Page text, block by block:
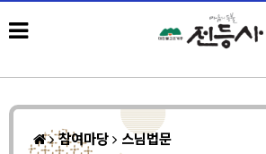
참여마당 스님법문